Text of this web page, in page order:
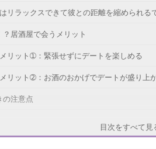
リラックスできて彼との距離を縮められる
居酒屋で会うメリット
リット➀：緊張せずにデートを楽しめる
リット➁：お酒のおかげでデートが盛り上
の注意点
目次をすべて見